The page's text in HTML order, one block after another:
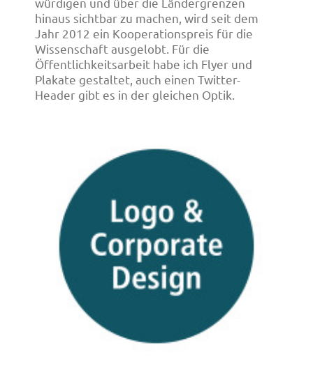
hinaus sichtbar zu machen, wird seit dem
Jahr 2012 ein Kooperationspreis für die
Wissenschaft ausgelobt. Für die
Öffentlichkeitsarbeit habe ich Flyer und
Plakate gestaltet, auch einen Twitter-
Header gibt es in der gleichen Optik.